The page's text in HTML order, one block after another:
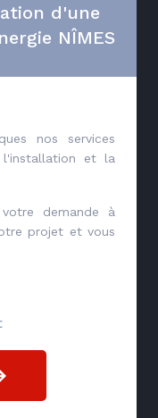
d'une
NÎMES
nos services
et la
demande à
projet et vous